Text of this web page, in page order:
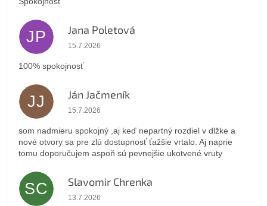
JP Jana Poletová
Hodnotenie obchodu je 5 z 5 hviezdičiek.
15.7.2026
100% spokojnosť
JJ Ján Jačmeník
Hodnotenie obchodu je 5 z 5 hviezdičiek.
15.7.2026
som nadmieru spokojný ,aj keď nepartný rozdiel v dlžke a
nové otvory sa pre zlú dostupnosť ťažšie vrtalo. Aj naprie
tomu doporučujem aspoň sú pevnejšie ukotvené vruty
SC Slavomir Chrenka
Hodnotenie obchodu je 5 z 5 hviezdičiek.
13.7.2026